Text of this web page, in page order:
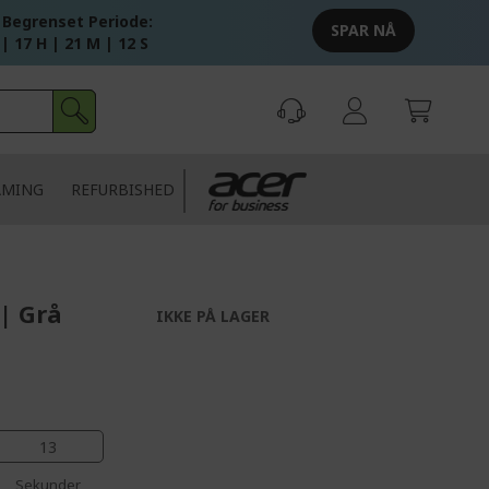
Begrenset Periode:
| 17 H | 21 M | 11 S
SPAR NÅ
REFURBISHED
Grå
12
Sekunder
IKKE PÅ LAGER